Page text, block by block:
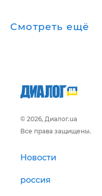
Смотреть ещё
© 2026, Диалог.ua
Все права защищены.
Новости
россия